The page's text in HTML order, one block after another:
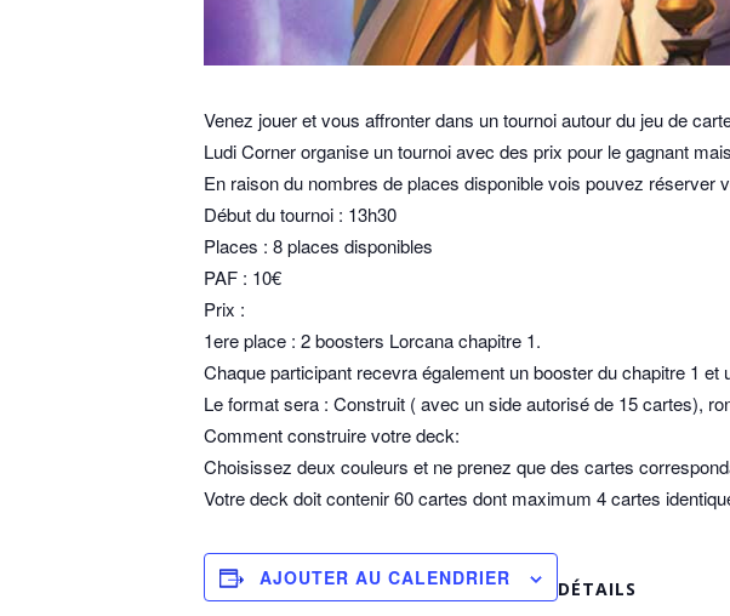
Venez jouer et vous affronter dans un tournoi autour du jeu de
Ludi Corner organise un tournoi avec des prix pour le gagnant
En raison du nombres de places disponible vois pouvez réserver
Début du tournoi : 13h30
Places : 8 places disponibles
PAF : 10€
Prix :
1ere place : 2 boosters Lorcana chapitre 1.
Chaque participant recevra également un booster du chapitre 1 et
Le format sera : Construit ( avec un side autorisé de 15 cartes),
Comment construire votre deck:
Choisissez deux couleurs et ne prenez que des cartes
Votre deck doit contenir 60 cartes dont maximum 4 cartes
AJOUTER AU CALENDRIER DÉTAILS